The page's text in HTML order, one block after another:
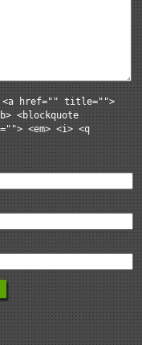
<a href="" title="">
<blockquote
<em> <i> <q